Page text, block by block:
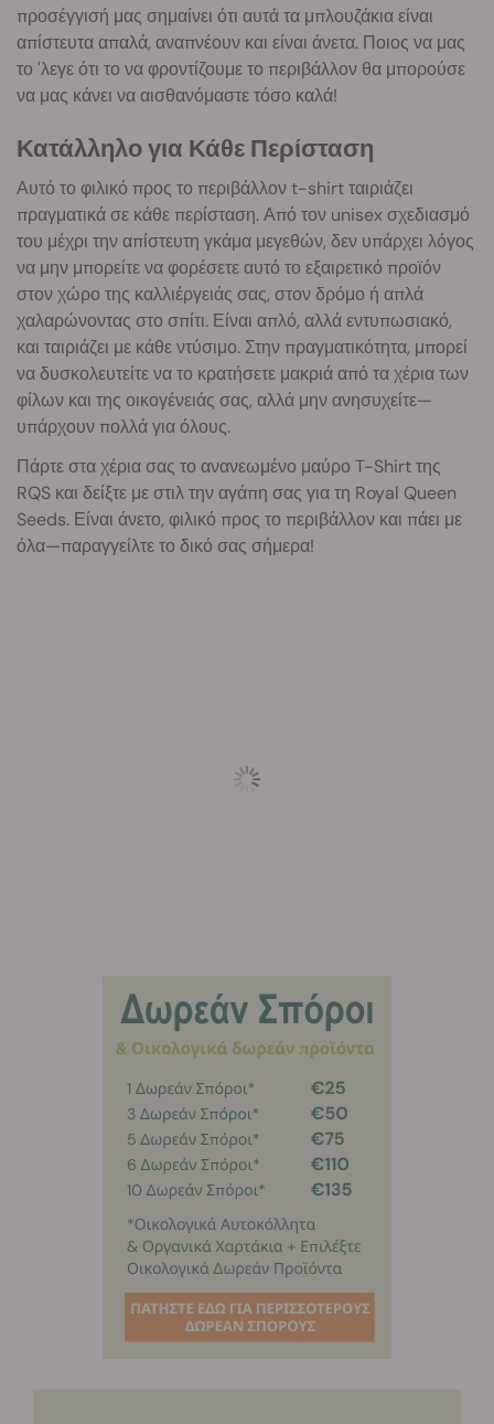
προσέγγισή μας σημαίνει ότι αυτά τα μπλουζάκια είναι
απίστευτα απαλά, αναπνέουν και είναι άνετα. Ποιος να μας
το 'λεγε ότι το να φροντίζουμε το περιβάλλον θα μπορούσε
να μας κάνει να αισθανόμαστε τόσο καλά!
Κατάλληλο για Κάθε Περίσταση
Αυτό το φιλικό προς το περιβάλλον t-shirt ταιριάζει
πραγματικά σε κάθε περίσταση. Από τον unisex σχεδιασμό
του μέχρι την απίστευτη γκάμα μεγεθών, δεν υπάρχει λόγος
να μην μπορείτε να φορέσετε αυτό το εξαιρετικό προϊόν
στον χώρο της καλλιέργειάς σας, στον δρόμο ή απλά
χαλαρώνοντας στο σπίτι. Είναι απλό, αλλά εντυπωσιακό,
και ταιριάζει με κάθε ντύσιμο. Στην πραγματικότητα, μπορεί
να δυσκολευτείτε να το κρατήσετε μακριά από τα χέρια των
φίλων και της οικογένειάς σας, αλλά μην ανησυχείτε—
υπάρχουν πολλά για όλους.
Πάρτε στα χέρια σας το ανανεωμένο μαύρο T-Shirt της
RQS και δείξτε με στιλ την αγάπη σας για τη Royal Queen
Seeds. Είναι άνετο, φιλικό προς το περιβάλλον και πάει με
όλα—παραγγείλτε το δικό σας σήμερα!